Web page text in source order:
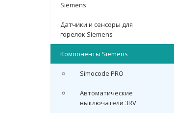
Siemens
Датчики и сенсоры для
горелок Siemens
Компоненты Siemens
Simocode PRO
Автоматические
выключатели 3RV